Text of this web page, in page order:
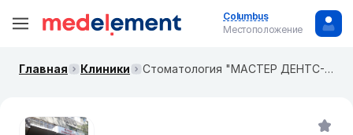
Columbus
Местоположение
Главная Клиники Стоматология "МАСТЕР ДЕНТС-А"